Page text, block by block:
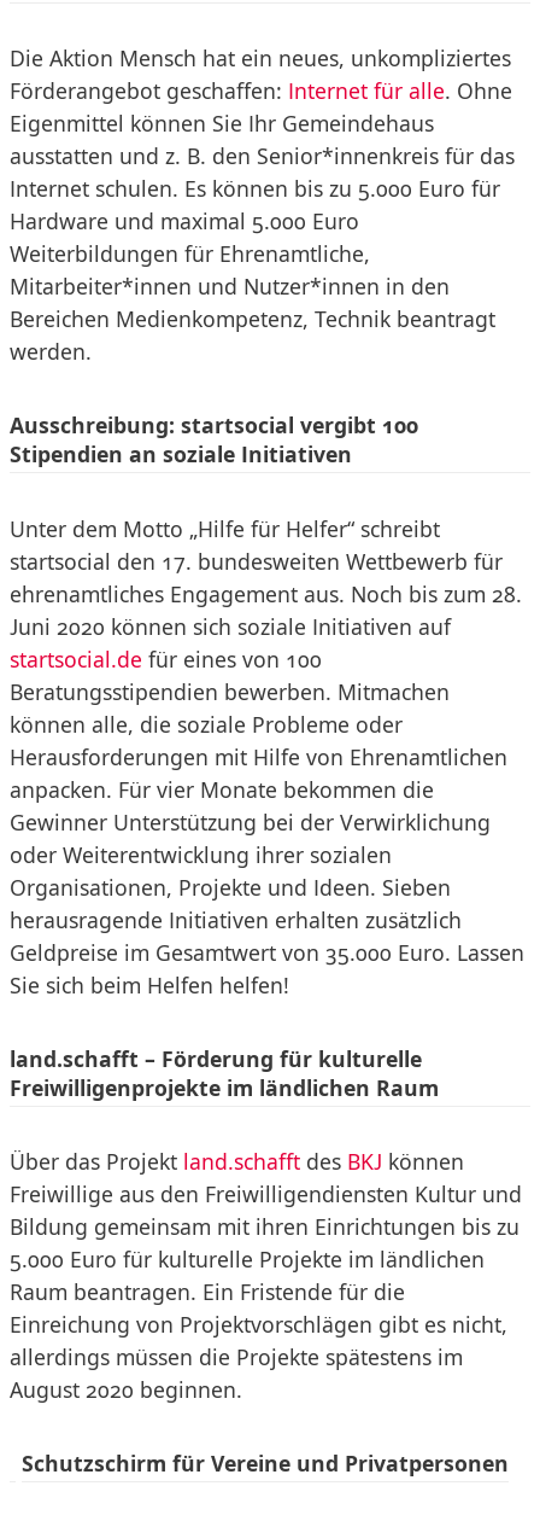
Die Aktion Mensch hat ein neues, unkompliziertes
Förderangebot geschaffen: Internet für alle. Ohne
Eigenmittel können Sie Ihr Gemeindehaus
ausstatten und z. B. den Senior*innenkreis für das
Internet schulen. Es können bis zu 5.000 Euro für
Hardware und maximal 5.000 Euro
Weiterbildungen für Ehrenamtliche,
Mitarbeiter*innen und Nutzer*innen in den
Bereichen Medienkompetenz, Technik beantragt
werden.
Ausschreibung: startsocial vergibt 100
Stipendien an soziale Initiativen
Unter dem Motto „Hilfe für Helfer“ schreibt
startsocial den 17. bundesweiten Wettbewerb für
ehrenamtliches Engagement aus. Noch bis zum 28.
Juni 2020 können sich soziale Initiativen auf
startsocial.de für eines von 100
Beratungsstipendien bewerben. Mitmachen
können alle, die soziale Probleme oder
Herausforderungen mit Hilfe von Ehrenamtlichen
anpacken. Für vier Monate bekommen die
Gewinner Unterstützung bei der Verwirklichung
oder Weiterentwicklung ihrer sozialen
Organisationen, Projekte und Ideen. Sieben
herausragende Initiativen erhalten zusätzlich
Geldpreise im Gesamtwert von 35.000 Euro. Lassen
Sie sich beim Helfen helfen!
land.schafft – Förderung für kulturelle
Freiwilligenprojekte im ländlichen Raum
Über das Projekt land.schafft des BKJ können
Freiwillige aus den Freiwilligendiensten Kultur und
Bildung gemeinsam mit ihren Einrichtungen bis zu
5.000 Euro für kulturelle Projekte im ländlichen
Raum beantragen. Ein Fristende für die
Einreichung von Projektvorschlägen gibt es nicht,
allerdings müssen die Projekte spätestens im
August 2020 beginnen.
Schutzschirm für Vereine und Privatpersonen